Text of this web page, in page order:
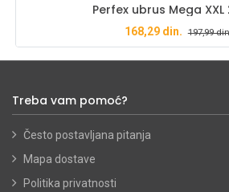
Perfex ubrus Mega XXL
168,29din. 197,99
Treba vam pomoć?
Često postavljana pitanja
Mapa dostave
Politika privatnosti